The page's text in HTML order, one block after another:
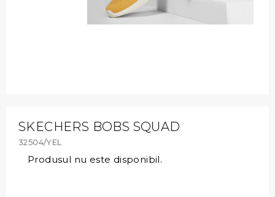
SKECHERS BOBS SQUAD
32504/YEL
Produsul nu este disponibil.